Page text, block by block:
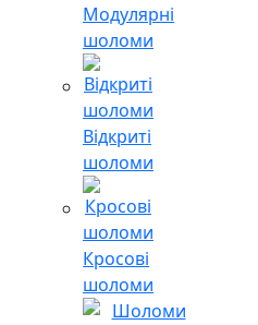
Модулярні
шоломи
Відкриті
шоломи
Кросові
шоломи